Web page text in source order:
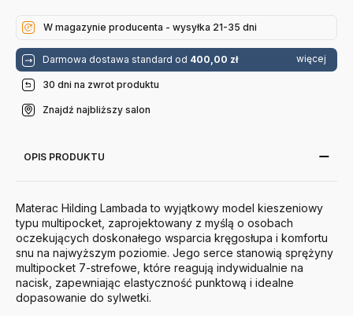
W magazynie producenta - wysyłka 21-35 dni
Darmowa dostawa standard od 400,00 zł więcej
30 dni na zwrot produktu
Znajdź najbliższy salon
OPIS PRODUKTU
Materac Hilding Lambada to wyjątkowy model kieszeniowy
typu multipocket, zaprojektowany z myślą o osobach
oczekujących doskonałego wsparcia kręgosłupa i komfortu
snu na najwyższym poziomie. Jego serce stanowią sprężyny
multipocket 7-strefowe, które reagują indywidualnie na
nacisk, zapewniając elastyczność punktową i idealne
dopasowanie do sylwetki.